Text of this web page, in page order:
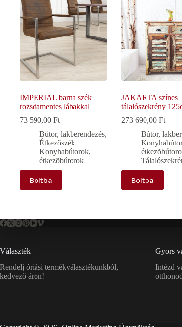
IMPERIAL barna szék
rozsdamentes lábakkal
73 590,00 Ft
Bútor, lakberendezés,
Étkezõszék,
Konyhabútorok,
étkezõbútorok
Boltba
JAKARTA színes
tálalószekrény
273 690,00Ft
Bútor,
Boltba
Választék
Rendelj óriási termékválasztékunkból,
kedvező áron!
Gyors
Intézd